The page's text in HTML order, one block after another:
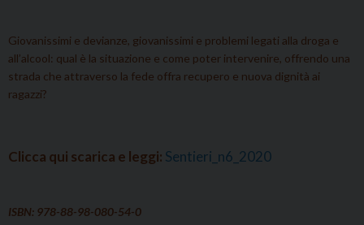
Giovanissimi e devianze, giovanissimi e problemi legati alla droga e
all’alcool: qual è la situazione e come poter intervenire, offrendo una
strada che attraverso la fede offra recupero e nuova dignità ai
ragazzi?
Clicca qui scarica e leggi: Sentieri_n6_2020
ISBN: 978-88-98-080-54-0